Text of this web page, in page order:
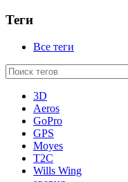
Теги
Все теги
3D
Aeros
GoPro
GPS
Moyes
T2C
Wills Wing